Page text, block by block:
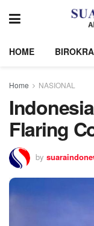
HOME
Home NASIONAL
Flaring
by